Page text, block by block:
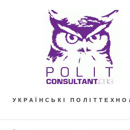
УКРАЇНСЬКІ